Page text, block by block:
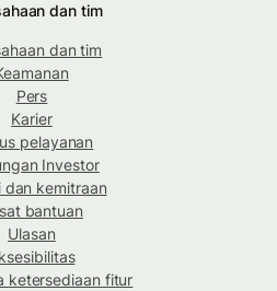
dan tim
dan tim
Pers
Karier
pelayanan
Investor
dan kemitraan
bantuan
Ulasan
ketersediaan fitur